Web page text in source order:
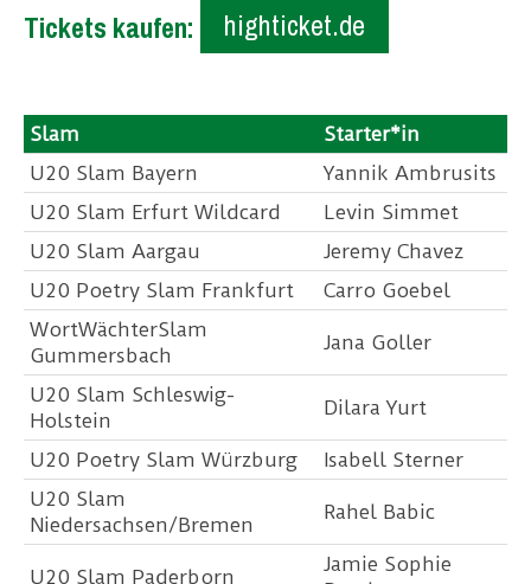
Tickets kaufen: highticket.de
Slam
Starter*in
U20 Slam Bayern
Yannik Ambrusits
U20 Slam Erfurt Wildcard
Levin Simmet
U20 Slam Aargau
Jeremy Chavez
U20 Poetry Slam Frankfurt
Carro Goebel
WortWächterSlam
Gummersbach
Jana Goller
U20 Slam Schleswig-
Holstein
Dilara Yurt
U20 Poetry Slam Würzburg
Isabell Sterner
U20 Slam
Niedersachsen/Bremen
Rahel Babic
U20 Slam Paderborn
Jamie Sophie